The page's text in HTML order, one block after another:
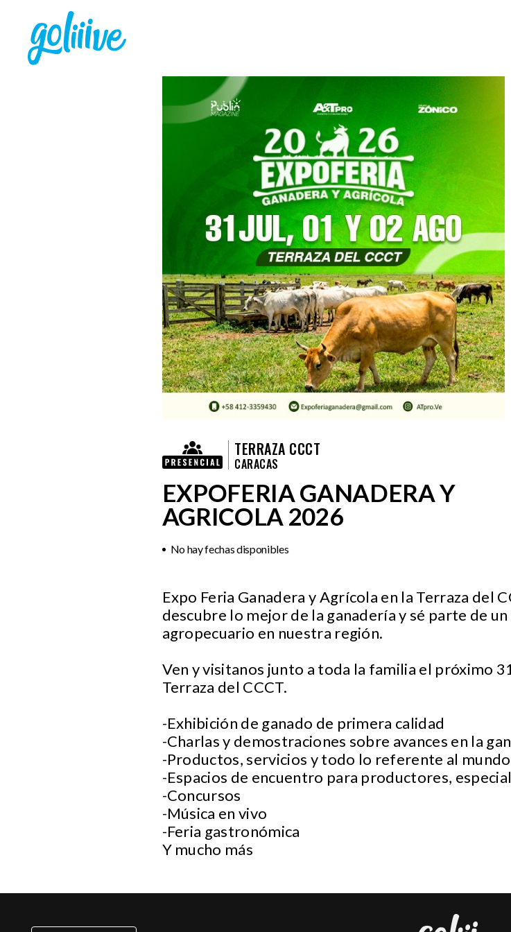
TERRAZA CCCT
CARACAS
EXPOFERIA GANADERA Y
AGRICOLA 2026
No hay fechas disponibles
Expo Feria Ganadera y Agrícola en la Terraza del
descubre lo mejor de la ganadería y sé parte de
agropecuario en nuestra región.
Ven y visitanos junto a toda la familia el próximo
Terraza del CCCT.
-Exhibición de ganado de primera calidad
-Charlas y demostraciones sobre avances en la
-Productos, servicios y todo lo referente al
-Espacios de encuentro para productores,
-Concursos
-Música en vivo
-Feria gastronómica
Y mucho más